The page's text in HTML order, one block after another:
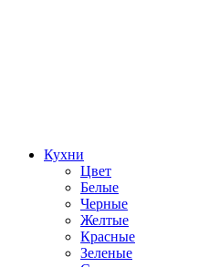
Кухни
Цвет
Белые
Черные
Желтые
Красные
Зеленые